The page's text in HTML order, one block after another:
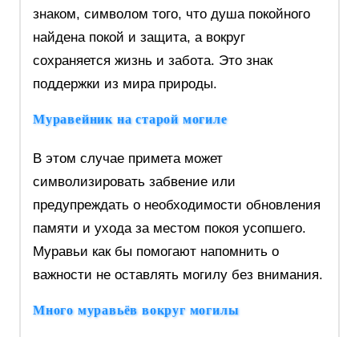
знаком, символом того, что душа покойного
найдена покой и защита, а вокруг
сохраняется жизнь и забота. Это знак
поддержки из мира природы.
Муравейник на старой могиле
В этом случае примета может
символизировать забвение или
предупреждать о необходимости обновления
памяти и ухода за местом покоя усопшего.
Муравьи как бы помогают напомнить о
важности не оставлять могилу без внимания.
Много муравьёв вокруг могилы